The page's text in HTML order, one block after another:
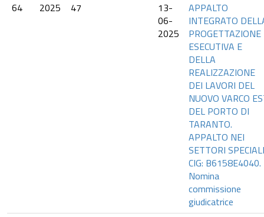
64
2025 47
13-
06-
2025
APPALTO
INTEGRATO
PROGETTAZIONE
ESECUTIVA E
DELLA
REALIZZAZIONE
DEI LAVORI DEL
NUOVO VARCO
DEL PORTO DI
TARANTO.
APPALTO NEI
SETTORI
CIG: B6158E4040.
Nomina
commissione
giudicatrice